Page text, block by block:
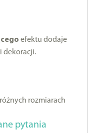
efektu dodaje
dekoracji.
rozmiarach
pytania